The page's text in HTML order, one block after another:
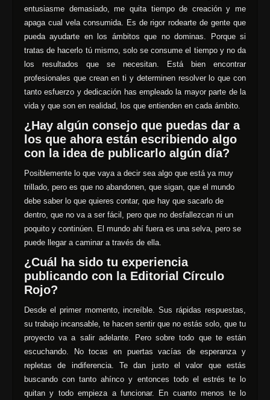
entusiasme demasiado, me quita tiempo de creación y me
apaga cual vela consumida. Es de rigor rodearte de gente que
pueda ayudarte en los ámbitos que no dominas. Porque si
tratas de hacerlo tú mismo, solo se consume el tiempo y no da
los resultados que se necesitan. Está bien encontrar
profesionales que crean en ti y determinen resolver lo que con
tanto esfuerzo y dedicación has empleado la mayor parte de la
vida y que son en realidad, los que entienden en cada ámbito.
¿Hay algún consejo que puedas dar a
los que ahora están escribiendo algo
con la idea de publicarlo algún día?
Posiblemente lo que vaya a decir sea algo que está ya muy
trillado, pero es que no abandonen, que sigan, que el mundo
debe saber lo que quieres contar, que hay que sacarlo de
dentro, que no va a ser fácil, pero que no desfallezcan ni un
poquito y continúen. El mundo ahí fuera es una selva, pero se
puede llegar a caminar a través de ella.
¿Cuál ha sido tu experiencia
publicando con la Editorial Círculo
Rojo?
Desde el primer momento, increíble. Sus rápidas respuestas,
su trabajo incansable, te hacen sentir que no estás solo, que tu
proyecto va a salir adelante. Pero sobre todo que te están
escuchando. No tocas en puertas vacías de esperanza y
repletas de indiferencia. Te dan justo el valor que estás
buscando con tanto ahínco y entonces todo el estrés te lo
quitan y todo empieza a funcionar. En cuanto menos te lo